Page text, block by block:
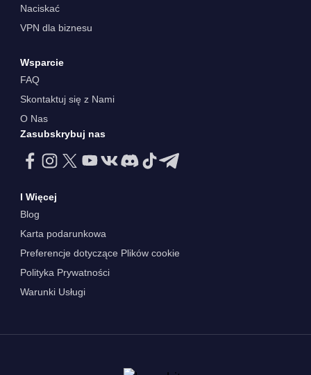
Naciskać
VPN dla biznesu
Wsparcie
FAQ
Skontaktuj się z Nami
O Nas
Zasubskrybuj nas
I Więcej
Blog
Karta podarunkowa
Preferencje dotyczące Plików cookie
Polityka Prywatności
Warunki Usługi